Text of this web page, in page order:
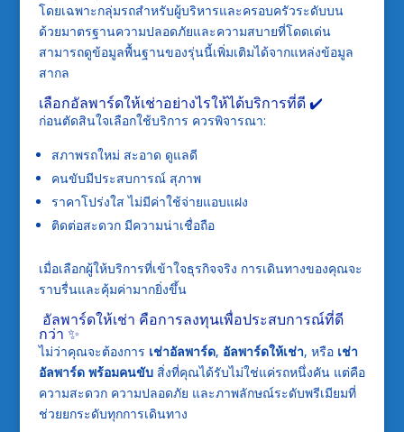
โดยเฉพาะกลุ่มรถสำหรับผู้บริหารและครอบครัวระดับบน
ด้วยมาตรฐานความปลอดภัยและความสบายที่โดดเด่น
สามารถดูข้อมูลพื้นฐานของรุ่นนี้เพิ่มเติมได้จากแหล่งข้อมูล
สากล
เลือกอัลพาร์ดให้เช่าอย่างไรให้ได้บริการที่ดี ✔️
ก่อนตัดสินใจเลือกใช้บริการ ควรพิจารณา:
สภาพรถใหม่ สะอาด ดูแลดี
คนขับมีประสบการณ์ สุภาพ
ราคาโปร่งใส ไม่มีค่าใช้จ่ายแอบแฝง
ติดต่อสะดวก มีความน่าเชื่อถือ
เมื่อเลือกผู้ให้บริการที่เข้าใจธุรกิจจริง การเดินทางของคุณจะ
ราบรื่นและคุ้มค่ามากยิ่งขึ้น
อัลพาร์ดให้เช่า คือการลงทุนเพื่อประสบการณ์ที่ดี
กว่า ✨
ไม่ว่าคุณจะต้องการ เช่าอัลพาร์ด, อัลพาร์ดให้เช่า, หรือ เช่า
อัลพาร์ด พร้อมคนขับสิ่งที่คุณได้รับไม่ใช่แค่รถหนึ่งคัน แต่คือ
ความสะดวก ความปลอดภัย และภาพลักษณ์ระดับพรีเมียมที่
ช่วยยกระดับทุกการเดินทาง